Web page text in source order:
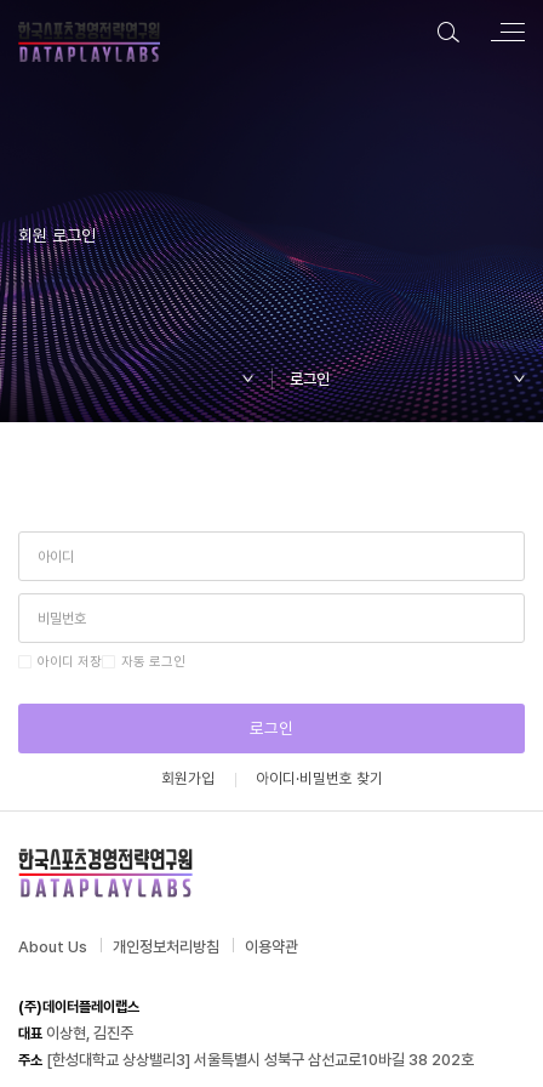
회원 로그인
로그인
아이디 저장 자동 로그인
로그인
회원가입 아이디·비밀번호 찾기
About Us 개인정보처리방침 이용약관
(주)데이터플레이랩스
대표 이상현, 김진주
주소 [한성대학교 상상밸리3] 서울특별시 성북구 삼선교로10바길 38 202호